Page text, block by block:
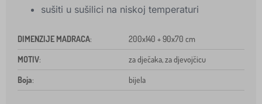
sušiti u sušilici na niskoj temperaturi
DIMENZIJE MADRACA: 200x140 + 90x70 cm
MOTIV: za dječaka, za djevojčicu
Boja: bijela